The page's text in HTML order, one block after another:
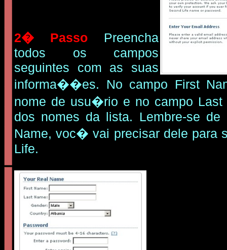
2� Passo Preencha
todos os campos
seguintes com as suas
informa��es. No campo First
nome de usu�rio e no campo Last
dos nomes da lista. Lembre-se de
Name, voc� vai precisar dele para
Life.